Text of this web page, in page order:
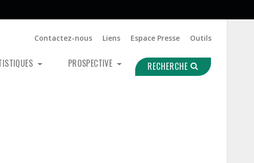
Contactez-nous Liens Espace Presse Outils
PROSPECTIVE RECHERCHE